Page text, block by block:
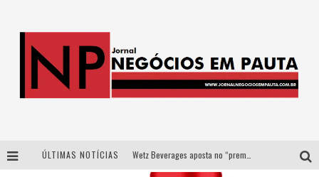
ÚLTIMAS NOTÍCIAS